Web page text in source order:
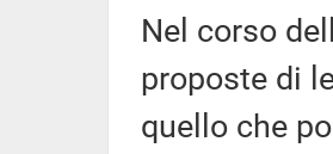
Nel corso
proposte di
quello che